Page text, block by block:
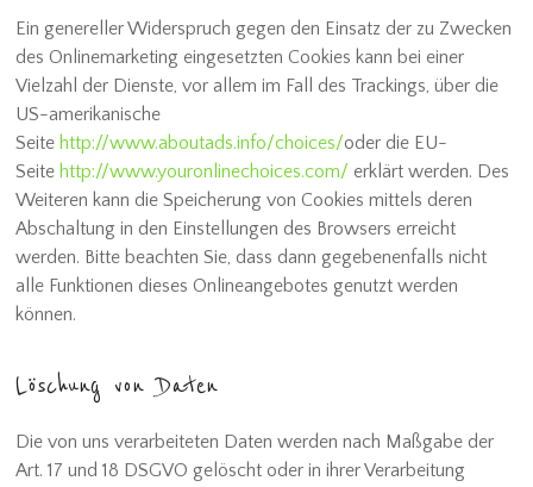
Ein genereller Widerspruch gegen den Einsatz der zu Zwecken
des Onlinemarketing eingesetzten Cookies kann bei einer
Vielzahl der Dienste, vor allem im Fall des Trackings, über die
US-amerikanische
Seite http://www.aboutads.info/choices/oder die EU-
Seite http://www.youronlinechoices.com/ erklärt werden. Des
Weiteren kann die Speicherung von Cookies mittels deren
Abschaltung in den Einstellungen des Browsers erreicht
werden. Bitte beachten Sie, dass dann gegebenenfalls nicht
alle Funktionen dieses Onlineangebotes genutzt werden
können.
Löschung von Daten
Die von uns verarbeiteten Daten werden nach Maßgabe der
Art. 17 und 18 DSGVO gelöscht oder in ihrer Verarbeitung